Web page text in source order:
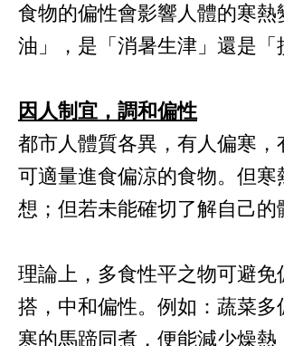
食物的偏性會影響人體的寒
油」，是「消暑生津」還是「
因人制宜，調和偏性
都市人體質各異，有人偏寒
可適量進食偏涼的食物。但
想；但若未能確切了解自己的
理論上，多食性平之物可避
搭，中和偏性。例如：蔬菜
寒的馬蹄同煮，便能減少燥熱